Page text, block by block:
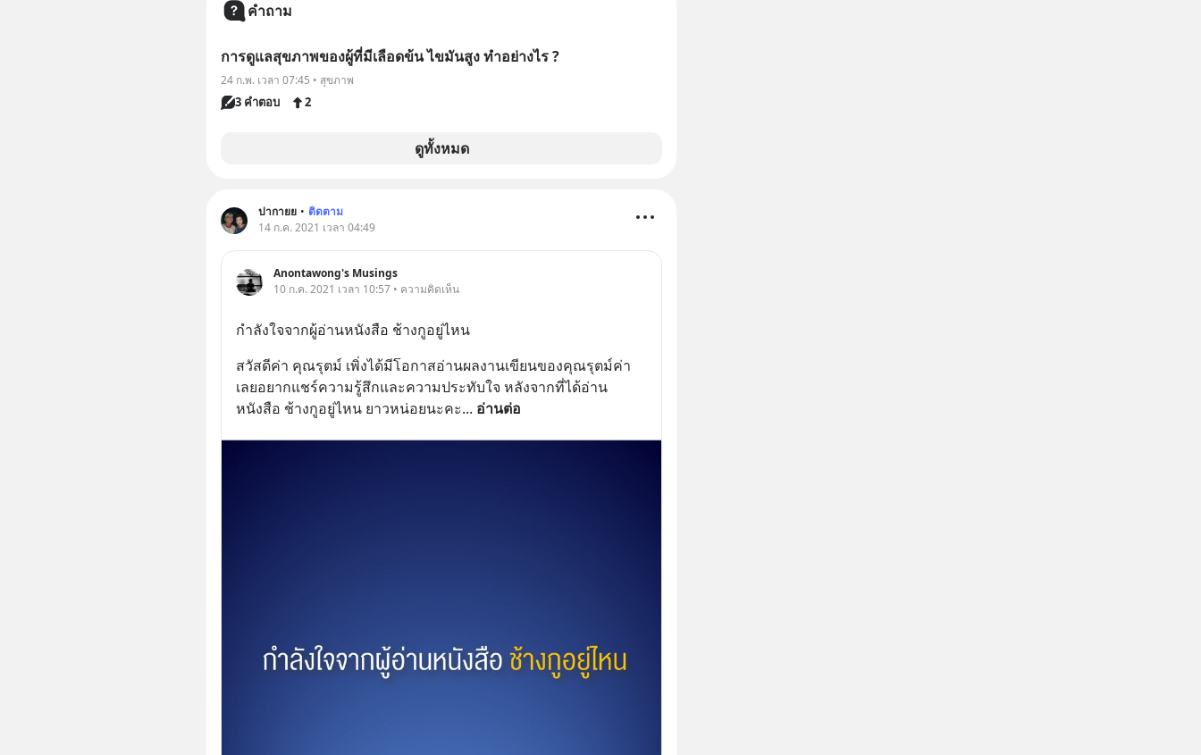
คำถาม
การดูแลสุขภาพของผู้ที่มีเลือดข้น ไขมันสูง ทำอย่างไร ?
24 ก.พ. เวลา 07:45 • สุขภาพ
3 คำตอบ 2
ดูทั้งหมด
ปากายย • ติดตาม
14 ก.ค. 2021 เวลา 04:49
Anontawong's Musings
10 ก.ค. 2021 เวลา 10:57 • ความคิดเห็น
กำลังใจจากผู้อ่านหนังสือ ช้างกูอยู่ไหน
สวัสดีค่า คุณรุตม์ เพิ่งได้มีโอกาสอ่านผลงานเขียนของคุณรุตม์ค่า
เลยอยากแชร์ความรู้สึกและความประทับใจ หลังจากที่ได้อ่าน
หนังสือ ช้างกูอยู่ไหน ยาวหน่อยนะคะ... อ่านต่อ